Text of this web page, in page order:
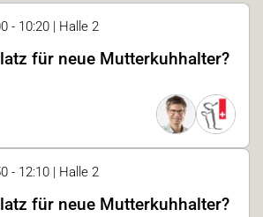
- 10:20 | Halle 2
für neue Mutterkuhhalter?
- 12:10 | Halle 2
für neue Mutterkuhhalter?